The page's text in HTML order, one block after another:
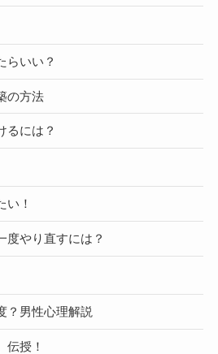
らいい？
の方法
るには？
い！
度やり直すには？
？男性心理解説
伝授！